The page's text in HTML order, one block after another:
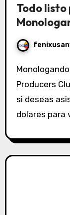
Todo
Monologando Ando se realizara en el tradicional
Producers
si deseas
dolares para